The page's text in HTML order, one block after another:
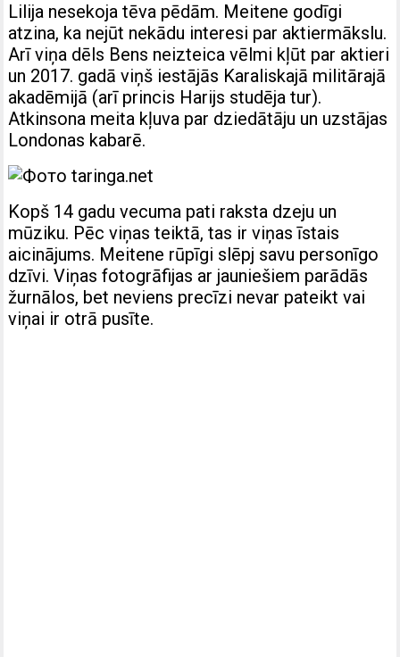
Lilija nesekoja tēva pēdām. Meitene godīgi
atzina, ka nejūt nekādu interesi par aktiermākslu.
Arī viņa dēls Bens neizteica vēlmi kļūt par aktieri
un 2017. gadā viņš iestājās Karaliskajā militārajā
akadēmijā (arī princis Harijs studēja tur).
Atkinsona meita kļuva par dziedātāju un uzstājas
Londonas kabarē.
Kopš 14 gadu vecuma pati raksta dzeju un
mūziku. Pēc viņas teiktā, tas ir viņas īstais
aicinājums. Meitene rūpīgi slēpj savu personīgo
dzīvi. Viņas fotogrāfijas ar jauniešiem parādās
žurnālos, bet neviens precīzi nevar pateikt vai
viņai ir otrā pusīte.